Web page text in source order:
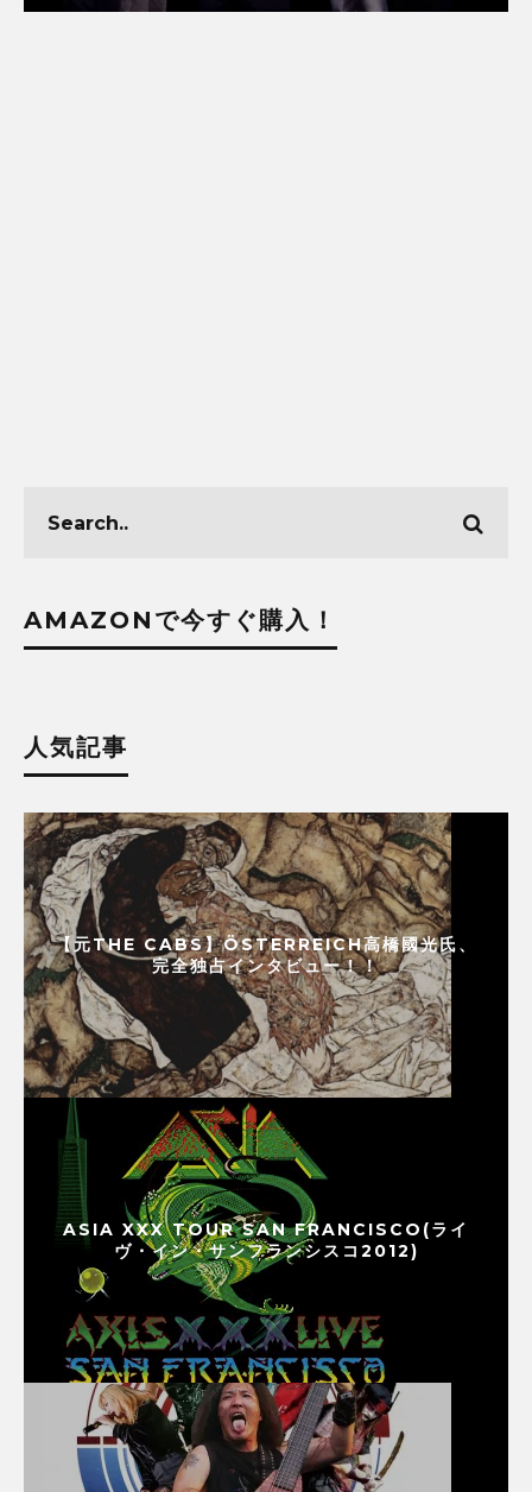
AMAZONで今すぐ購入！
人気記事
【元THE CABS】ÖSTERREICH高橋國光氏、
完全独占インタビュー！！
ASIA XXX TOUR SAN FRANCISCO(ライ
ヴ・イン・サンフランシスコ2012)